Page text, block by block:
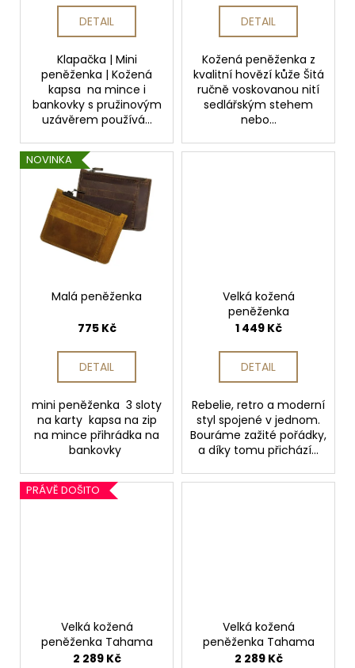
DETAIL
Klapačka | Mini
peněženka | Kožená
kapsa na mince i
bankovky s pružinovým
uzávěrem používá...
DETAIL
Kožená peněženka z
kvalitní hovězí kůže Šitá
ručně voskovanou nití
sedlářským stehem
nebo...
NOVINKA
Malá peněženka
775 Kč
DETAIL
mini peněženka 3 sloty
na karty kapsa na zip
na mince přihrádka na
bankovky
Velká kožená
peněženka
1 449 Kč
DETAIL
Rebelie, retro a moderní
styl spojené v jednom.
Bouráme zažité pořádky,
a díky tomu přichází...
PRÁVĚ DOŠITO
Velká kožená
peněženka Tahama
2 289 Kč
Velká kožená
peněženka Tahama
2 289 Kč
KOŽENÝ
PROŘEZANÝ